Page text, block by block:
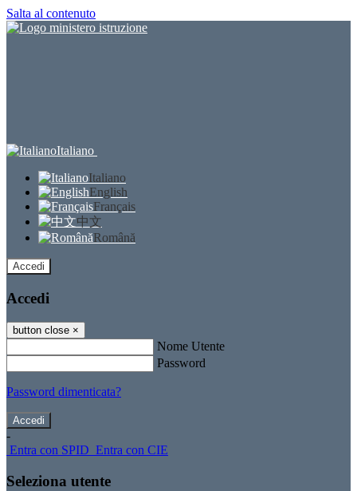
Salta al contenuto
Italiano
Italiano
English
Français
中文
Română
Accedi
Accedi
button close ×
Nome Utente
Password
Password dimenticata?
-
Entra con SPID Entra con CIE
Seleziona utente